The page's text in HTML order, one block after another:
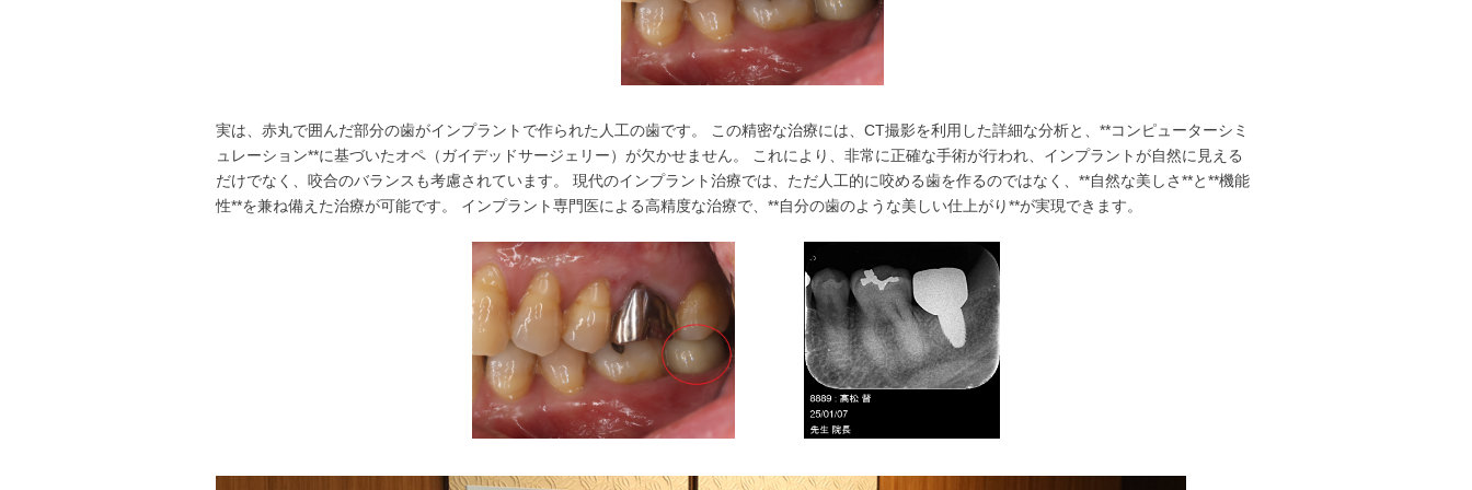
実は、赤丸で囲んだ部分の歯がインプラントで作られた人工の歯です。 この精密な治療には、CT撮影を利用した詳細な分析と、**コンピューターシミ
ュレーション**に基づいたオペ（ガイデッドサージェリー）が欠かせません。 これにより、非常に正確な手術が行われ、インプラントが自然に見える
だけでなく、咬合のバランスも考慮されています。 現代のインプラント治療では、ただ人工的に咬める歯を作るのではなく、**自然な美しさ**と**機能
性**を兼ね備えた治療が可能です。 インプラント専門医による高精度な治療で、**自分の歯のような美しい仕上がり**が実現できます。